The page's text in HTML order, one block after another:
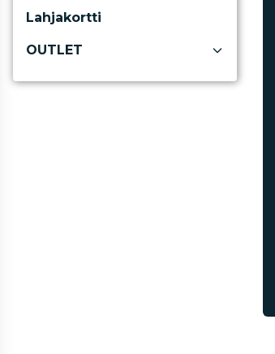
Lahjakortti
OUTLET